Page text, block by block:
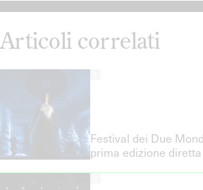
Articoli correlati
Festival dei Due
prima edizione